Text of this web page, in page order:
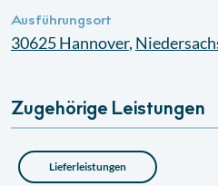
Ausführungsort
30625Hannover,
Zugehörige Leistungen
Lieferleistungen